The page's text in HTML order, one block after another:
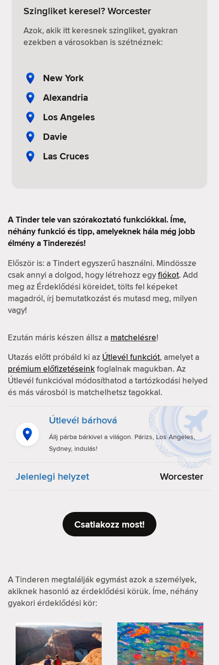
Szingliket keresel? Worcester
Azok, akik itt keresnek szingliket, gyakran
ezekben a városokban is szétnéznek:
New York
Alexandria
Los Angeles
Davie
Las Cruces
A Tinder tele van szórakoztató funkciókkal. Íme,
néhány funkció és tipp, amelyeknek hála még jobb
élmény a Tinderezés!
Először is: a Tindert egyszerű használni. Mindössze
csak annyi a dolgod, hogy létrehozz egyfiókot. Add
meg az Érdeklődési köreidet, tölts fel képeket
magadról, írj bemutatkozást és mutasd meg, milyen
vagy!
Ezután máris készen állsz a matchelésre!
Utazás előtt próbáld ki az Útlevél funkciót, amelyet a
prémium előfizetéseinkfoglalnak magukban. Az
Útlevél funkcióval módosíthatod a tartózkodási helyed
és más városból is matchelhetsz tagokkal.
Útlevél bárhová
Állj párba bárkivel a világon. Párizs, Los Angeles,
Sydney, indulás!
Jelenlegi helyzet Worcester
Csatlakozz most!
A Tinderen megtalálják egymást azok a személyek,
akiknek hasonló az érdeklődési körük. Íme, néhány
gyakori érdeklődési kör: